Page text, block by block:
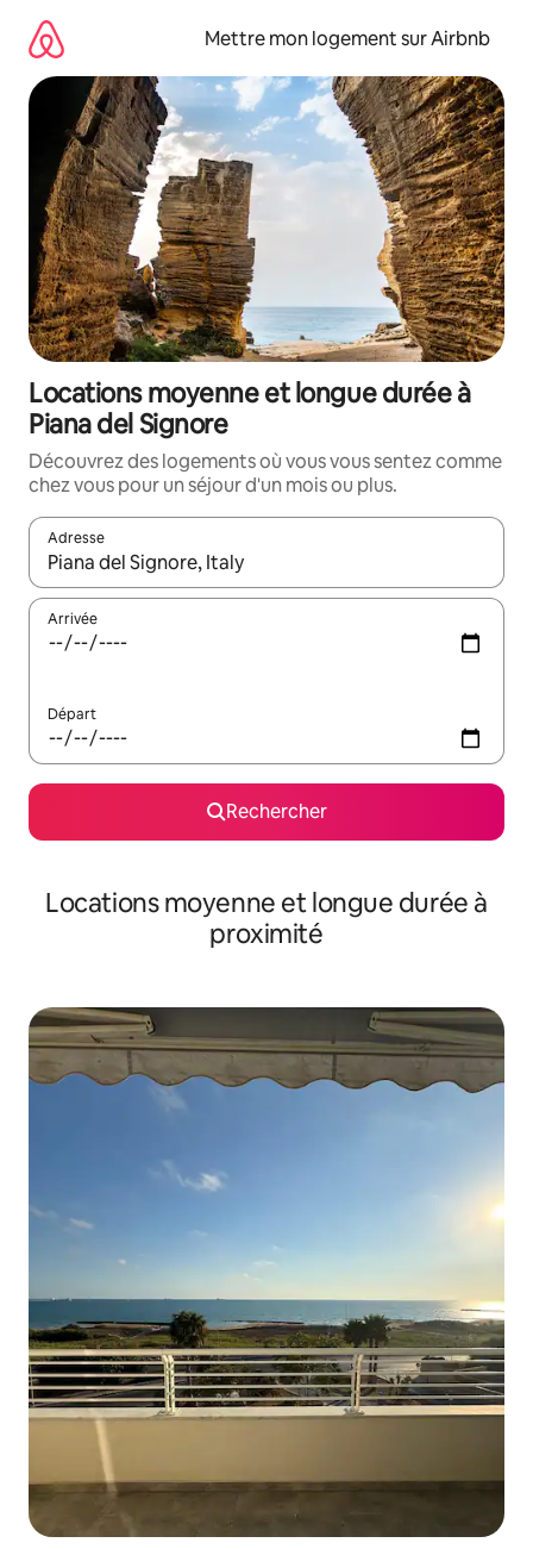
directement
contenu
Mettre mon logement sur Airbnb
Locations moyenne et longue durée à
Piana del Signore
Découvrez des logements où vous vous sentez comme
chez vous pour un séjour d'un mois ou plus.
Adresse
Lorsque les résultats s'affichent, utilisez les flèches vers le
Arrivée
Départ
Rechercher
Locations moyenne et longue durée à
proximité